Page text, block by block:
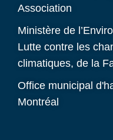
Association
Ministère de
Lutte contre les
climatiques, de la
Office municipal
Montréal